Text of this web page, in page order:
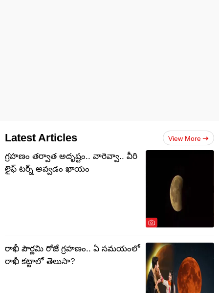
Latest Articles View More
గ్రహణం తర్వాత అదృష్టం.. వారెవ్వా.. వీరి
లైఫ్ టర్న్ అవ్వడం ఖాయం
రాఖీ పౌర్ణమి రోజే గ్రహణం.. ఏ సమయంలో
రాఖీ కట్టాలో తెలుసా?